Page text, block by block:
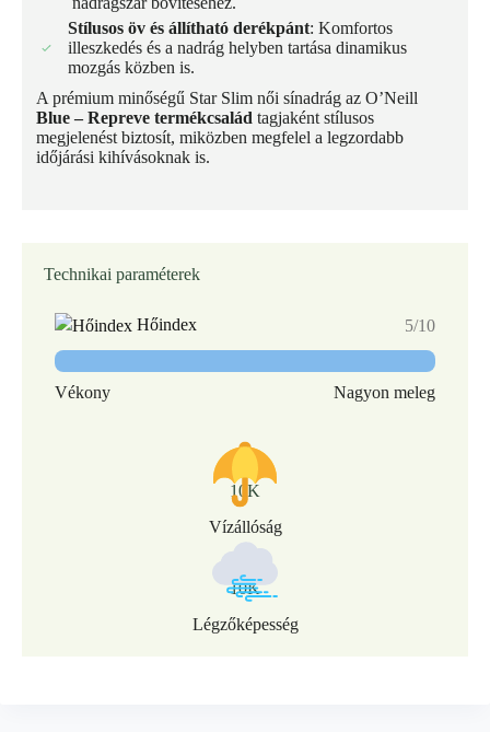
Stílusos öv és állítható derékpánt: Komfortos
illeszkedés és a nadrág helyben tartása dinamikus
mozgás közben is.
A prémium minőségű Star Slim női sínadrág az O’Neill
Blue – Repreve termékcsalád tagjaként stílusos
megjelenést biztosít, miközben megfelel a legzordabb
időjárási kihívásoknak is.
Technikai paraméterek
Hőindex 5/10
Vékony Nagyon meleg
10K
Vízállóság
10K
Légzőképesség